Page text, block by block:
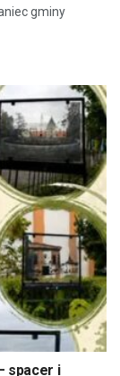
gminy
spacer i